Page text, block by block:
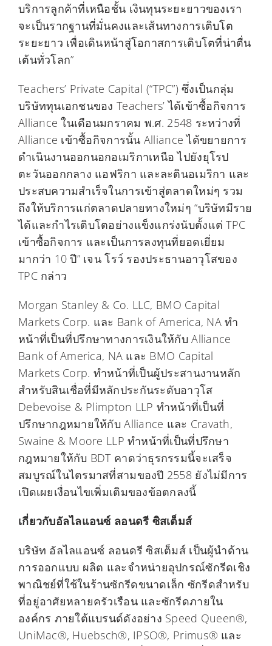
บริการลูกค้าที่เหนือชั้น เงินทุนระยะยาวของเรา
จะเป็นรากฐานที่มั่นคงและเส้นทางการเติบโต
ระยะยาว เพื่อเดินหน้าสู่โอกาสการเติบโตที่น่าตื่น
เต้นทั่วโลก”
Teachers’ Private Capital (“TPC”) ซึ่งเป็นกลุ่ม
บริษัททุนเอกชนของ Teachers’ ได้เข้าซื้อกิจการ
Alliance ในเดือนมกราคม พ.ศ. 2548 ระหว่างที่
Alliance เข้าซื้อกิจการนั้น Alliance ได้ขยายการ
ดำเนินงานออกนอกอเมริกาเหนือ ไปยังยุโรป
ตะวันออกกลาง แอฟริกา และละตินอเมริกา และ
ประสบความสำเร็จในการเข้าสู่ตลาดใหม่ๆ รวม
ถึงให้บริการแก่ตลาดปลายทางใหม่ๆ “บริษัทมีราย
ได้และกำไรเติบโตอย่างแข็งแกร่งนับตั้งแต่ TPC
เข้าซื้อกิจการ และเป็นการลงทุนที่ยอดเยี่ยม
มากว่า 10 ปี” เจน โรว์ รองประธานอาวุโสของ
TPC กล่าว
Morgan Stanley & Co. LLC, BMO Capital
Markets Corp. และ Bank of America, NA ทำ
หน้าที่เป็นที่ปรึกษาทางการเงินให้กับ Alliance
Bank of America, NA และ BMO Capital
Markets Corp. ทำหน้าที่เป็นผู้ประสานงานหลัก
สำหรับสินเชื่อที่มีหลักประกันระดับอาวุโส
Debevoise & Plimpton LLP ทำหน้าที่เป็นที่
ปรึกษากฎหมายให้กับ Alliance และ Cravath,
Swaine & Moore LLP ทำหน้าที่เป็นที่ปรึกษา
กฎหมายให้กับ BDT คาดว่าธุรกรรมนี้จะเสร็จ
สมบูรณ์ในไตรมาสที่สามของปี 2558 ยังไม่มีการ
เปิดเผยเงื่อนไขเพิ่มเติมของข้อตกลงนี้
เกี่ยวกับอัลไลแอนซ์ ลอนดรี ซิสเต็มส์
บริษัท อัลไลแอนซ์ ลอนดรี ซิสเต็มส์ เป็นผู้นำด้าน
การออกแบบ ผลิต และจำหน่ายอุปกรณ์ซักรีดเชิง
พาณิชย์ที่ใช้ในร้านซักรีดขนาดเล็ก ซักรีดสำหรับ
ที่อยู่อาศัยหลายครัวเรือน และซักรีดภายใน
องค์กร ภายใต้แบรนด์ดังอย่าง Speed Queen®,
UniMac®, Huebsch®, IPSO®, Primus® และ